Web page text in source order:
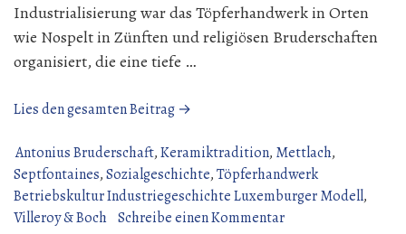
Industrialisierung war das Töpferhandwerk in Orten
wie Nospelt in Zünften und religiösen Bruderschaften
organisiert, die eine tiefe …
Lies den gesamten Beitrag →
in
Mettlach“
Antonius Bruderschaft,Keramiktradition, Mettlach,
Septfontaines,Sozialgeschichte,Töpferhandwerk
Betriebskultur Industriegeschichte Luxemburger Modell,
Villeroy & Boch Schreibe einen Kommentarzu